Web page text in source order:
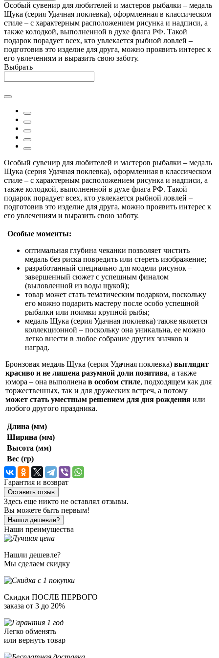
Особый сувенир для любителей и мастеров рыбалки – медаль
Щука (серия Удачная поклевка), оформленная в классическом
стиле – с характерным расположением рисунка и надписи, а
также колодкой, выполненной в духе флага РФ. Такой
подарок порадует всех, кто увлекается рыбной ловлей –
подготовив это изделие для друга, можно проявить интерес к
его увлечениям и выразить свою заботу.
Выбрать
Особый сувенир для любителей и мастеров рыбалки – медаль
Щука (серия Удачная поклевка), оформленная в классическом
стиле – с характерным расположением рисунка и надписи, а
также колодкой, выполненной в духе флага РФ. Такой
подарок порадует всех, кто увлекается рыбной ловлей –
подготовив это изделие для друга, можно проявить интерес к
его увлечениям и выразить свою заботу.
Особые моменты:
оптимальная глубина чеканки позволяет чистить
медаль без риска повредить или стереть изображение;
разработанный специально для модели рисунок –
завершенный сюжет с успешным финалом
(выловленной из воды щукой);
товар может стать тематическим подарком, поскольку
его можно подарить мастеру после особо успешной
рыбалки или поимки крупной рыбы;
медаль Щука (серия Удачная поклевка) также является
коллекционной – поскольку она уникальна, ее можно
легко внести в любое собрание других значков и
наград.
Бронзовая медаль Щука (серия Удачная поклевка) выглядит
красиво и не лишена разумной доли позитива, а также
юмора – она выполнена в особом стиле, подходящем как для
торжественных, так и для дружеских встреч, а потому
может стать уместным решением для дня рождения или
любого другого праздника.
Длина (мм)
Ширина (мм)
Высота (мм)
Вес (гр)
Гарантия и возврат
Оставить отзыв
Здесь еще никто не оставлял отзывы.
Вы можете быть первым!
Нашли дешевле?
Наши преимущества
Нашли дешевле?
Мы сделаем скидку
Скидки ПОСЛЕ ПЕРВОГО
заказа от 3 до 20%
Легко обменять
или вернуть товар